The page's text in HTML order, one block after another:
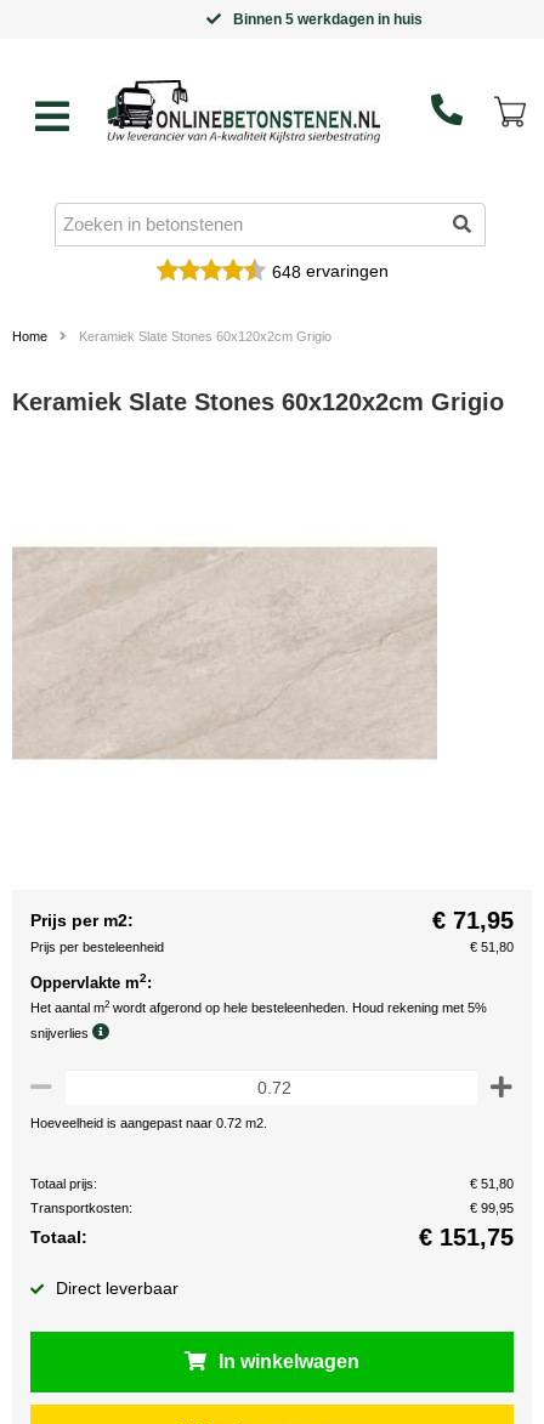
Binnen 5 werkdagen in huis
648ervaringen
Home Keramiek Slate Stones 60x120x2cm Grigio
Keramiek Slate Stones 60x120x2cm Grigio
Prijs per m2: € 71,95
Prijs per besteleenheid € 51,80
Oppervlakte m2:
Het aantal m2 wordt afgerond op hele besteleenheden. Houd rekening met 5%
snijverlies
Hoeveelheid is aangepast naar 0.72 m2.
Totaal prijs:
€ 51,80
Transportkosten:
€ 99,95
Totaal: € 151,75
Direct leverbaar
In winkelwagen